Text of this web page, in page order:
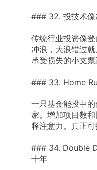
### 32. 投技术
传统行业投资像
冲浪，大浪错过
承受损失的小支票
### 33. Home
一只基金能投中
家。增加项目数
释注意力。真正可
### 34. Double
十年